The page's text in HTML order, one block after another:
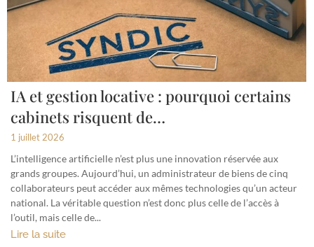
IA et gestion locative : pourquoi certains
cabinets risquent de…
1 juillet 2026
L’intelligence artificielle n’est plus une innovation réservée aux
grands groupes. Aujourd’hui, un administrateur de biens de cinq
collaborateurs peut accéder aux mêmes technologies qu’un acteur
national. La véritable question n’est donc plus celle de l’accès à
l’outil, mais celle de...
Lire la suite